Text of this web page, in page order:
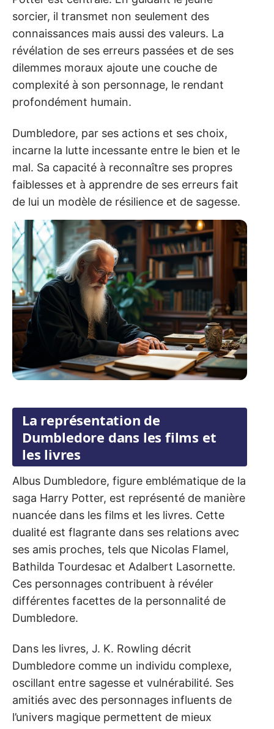
sorcier, il transmet non seulement des
connaissances mais aussi des valeurs. La
révélation de ses erreurs passées et de ses
dilemmes moraux ajoute une couche de
complexité à son personnage, le rendant
profondément humain.
Dumbledore, par ses actions et ses choix,
incarne la lutte incessante entre le bien et le
mal. Sa capacité à reconnaître ses propres
faiblesses et à apprendre de ses erreurs fait
de lui un modèle de résilience et de sagesse.
La représentation de
Dumbledore dans les films et
les livres
Albus Dumbledore, figure emblématique de la
saga Harry Potter, est représenté de manière
nuancée dans les films et les livres. Cette
dualité est flagrante dans ses relations avec
ses amis proches, tels que Nicolas Flamel,
Bathilda Tourdesac et Adalbert Lasornette.
Ces personnages contribuent à révéler
différentes facettes de la personnalité de
Dumbledore.
Dans les livres, J. K. Rowling décrit
Dumbledore comme un individu complexe,
oscillant entre sagesse et vulnérabilité. Ses
amitiés avec des personnages influents de
l’univers magique permettent de mieux